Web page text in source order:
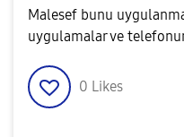
Malesef bunu
uygulamalar ve
0 Likes